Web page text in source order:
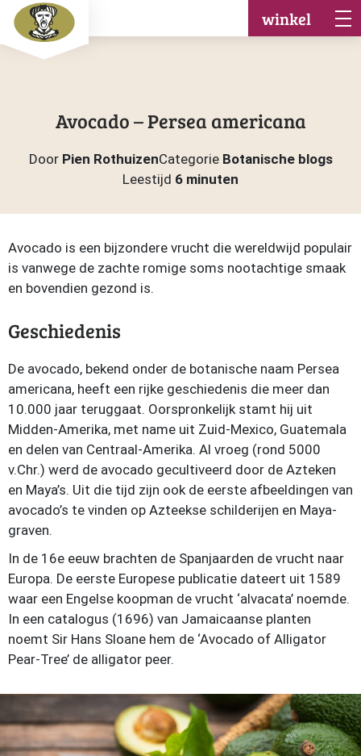
winkel
Avocado – Persea americana
Door Pien RothuizenCategorie Botanische blogs
Leestijd 6 minuten
Avocado is een bijzondere vrucht die wereldwijd populair
is vanwege de zachte romige soms nootachtige smaak
en bovendien gezond is.
Geschiedenis
De avocado, bekend onder de botanische naam Persea
americana, heeft een rijke geschiedenis die meer dan
10.000 jaar teruggaat. Oorspronkelijk stamt hij uit
Midden-Amerika, met name uit Zuid-Mexico, Guatemala
en delen van Centraal-Amerika. Al vroeg (rond 5000
v.Chr.) werd de avocado gecultiveerd door de Azteken
en Maya’s. Uit die tijd zijn ook de eerste afbeeldingen van
avocado’s te vinden op Azteekse schilderijen en Maya-
graven.
In de 16e eeuw brachten de Spanjaarden de vrucht naar
Europa. De eerste Europese publicatie dateert uit 1589
waar een Engelse koopman de vrucht ‘alvacata’ noemde.
In een catalogus (1696) van Jamaicaanse planten
noemt Sir Hans Sloane hem de ‘Avocado of Alligator
Pear-Tree’ de alligator peer.